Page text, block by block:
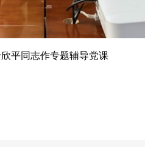
平同志作专题辅导党课